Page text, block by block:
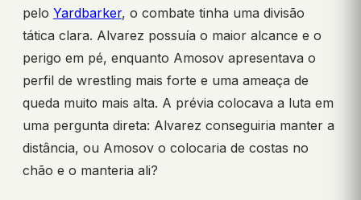
pelo Yardbarker, o combate tinha uma divisão
tática clara. Alvarez possuía o maior alcance e o
perigo em pé, enquanto Amosov apresentava o
perfil de wrestling mais forte e uma ameaça de
queda muito mais alta. A prévia colocava a luta em
uma pergunta direta: Alvarez conseguiria manter a
distância, ou Amosov o colocaria de costas no
chão e o manteria ali?